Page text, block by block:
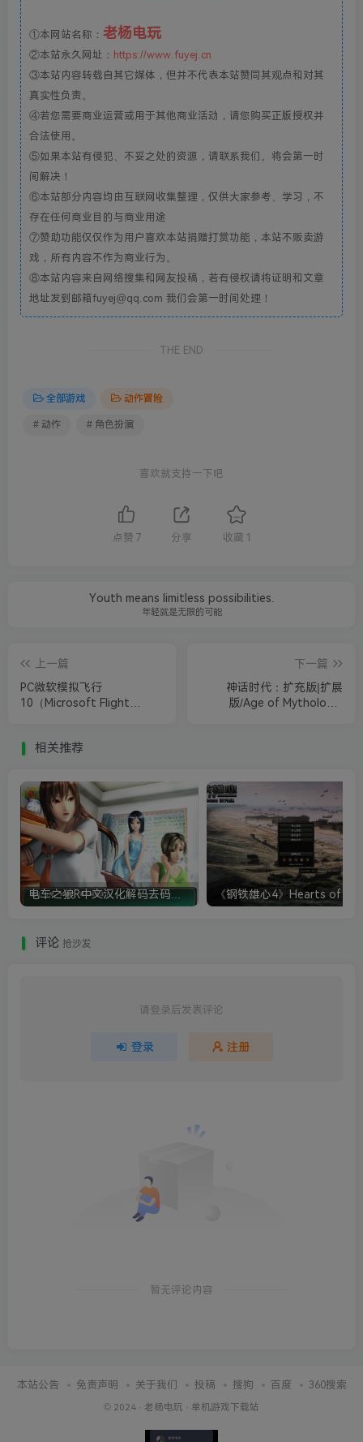
①本网站名称： 老杨电玩
②本站永久网址： https://www.fuyej.cn
③本站内容转载自其它媒体，但并不代表本站赞同其观点和对其
真实性负责。
④若您需要商业运营或用于其他商业活动，请您购买正版授权并
合法使用。
⑤如果本站有侵犯、不妥之处的资源，请联系我们。将会第一时
间解决！
⑥本站部分内容均由互联网收集整理，仅供大家参考、学习，不
存在任何商业目的与商业用途
⑦赞助功能仅仅作为用户喜欢本站捐赠打赏功能，本站不贩卖游
戏，所有内容不作为商业行为。
⑧本站内容来自网络搜集和网友投稿，若有侵权请将证明和文章
地址发到邮箱fuyej@qq.com 我们会第一时间处理！
THE END
全部游戏 动作冒险
# 动作 # 角色扮演
喜欢就支持一下吧
点赞 7 分享 收藏 1
Youth means limitless possibilities.
年轻就是无限的可能
上一篇
PC微软模拟飞行
10（Microsoft Flight
下一篇
神话时代：扩充版|扩展
版/Age of Mythology:
相关推荐
电车之狼R中文汉化解码去码硬盘完整破解版+MOD特典+全CG存档+攻略|修复卡顿
评论 抢沙发
请登录后发表评论
登录 注册
暂无评论内容
本站公告 免责声明 关于我们 投稿 搜狗 百度 360搜索
© 2024 · 老杨电玩 · 单机游戏下载站